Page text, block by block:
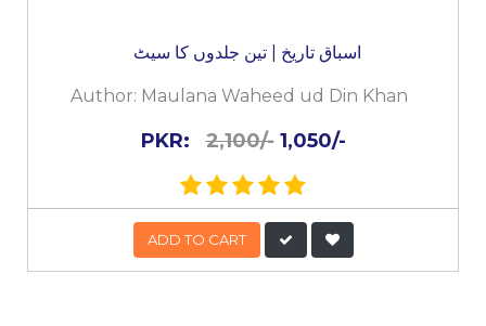
اسباق تاریخ | تین جلدوں کا سیٹ
Author: Maulana Waheed ud Din Khan
PKR:2,100/- 1,050/-
ADD TO CART